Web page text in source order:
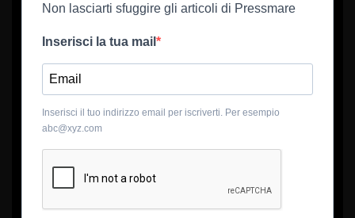
Non lasciarti sfuggire gli articoli di Pressmare
Inserisci la tua mail
Inserisci il tuo indirizzo email per iscriverti. Per esempio
abc@xyz.com